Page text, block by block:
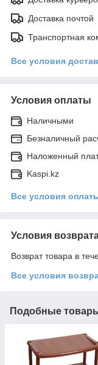
Доставка почтой
Транспортная
Все условия
Условия оплаты
Наличными
Безналичный
Наложенный
Kaspi.kz
Все условия
Условия
Возврат товара в
Все условия
Подобные